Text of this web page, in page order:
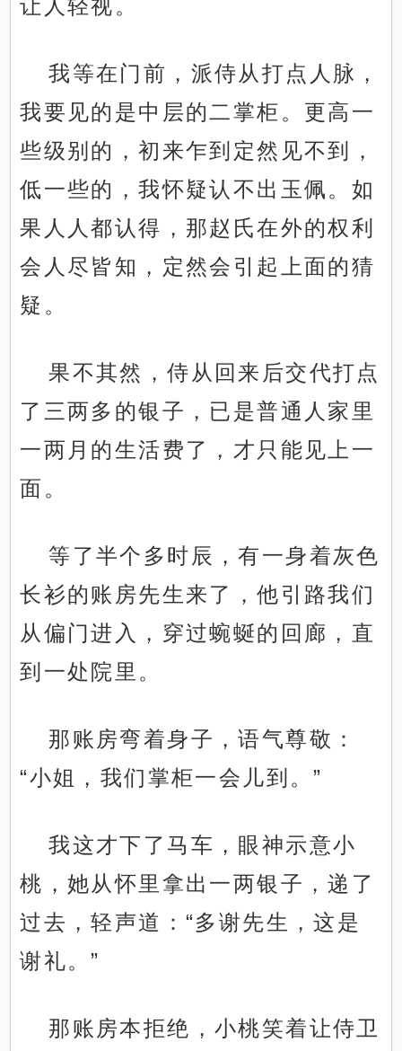
让人轻视。
我等在门前，派侍从打点人脉，
我要见的是中层的二掌柜。更高一
些级别的，初来乍到定然见不到，
低一些的，我怀疑认不出玉佩。如
果人人都认得，那赵氏在外的权利
会人尽皆知，定然会引起上面的猜
疑。
果不其然，侍从回来后交代打点
了三两多的银子，已是普通人家里
一两月的生活费了，才只能见上一
面。
等了半个多时辰，有一身着灰色
长衫的账房先生来了，他引路我们
从偏门进入，穿过蜿蜒的回廊，直
到一处院里。
那账房弯着身子，语气尊敬：
“小姐，我们掌柜一会儿到。”
我这才下了马车，眼神示意小
桃，她从怀里拿出一两银子，递了
过去，轻声道：“多谢先生，这是
谢礼。”
那账房本拒绝，小桃笑着让侍卫